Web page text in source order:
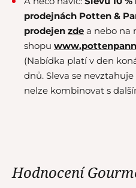
prodejnách Potten &
prodejen zde a nebo na
shopu
(Nabídka platí v den
dnů. Sleva se
nelze kombinovat s
Hodnocení